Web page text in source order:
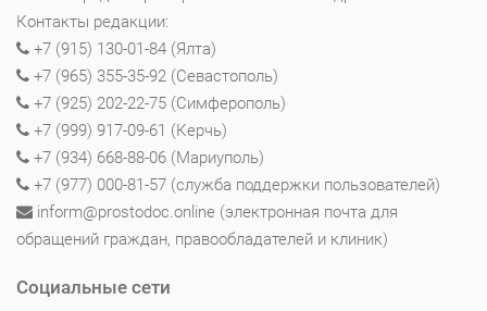
Контакты редакции:
+7 (915) 130-01-84 (Ялта)
+7 (965) 355-35-92 (Севастополь)
+7 (925) 202-22-75 (Симферополь)
+7 (999) 917-09-61 (Керчь)
+7 (934) 668-88-06 (Мариуполь)
+7 (977) 000-81-57 (служба поддержки пользователей)
inform@prostodoc.online (электронная почта для
обращений граждан, правообладателей и клиник)
Социальные сети